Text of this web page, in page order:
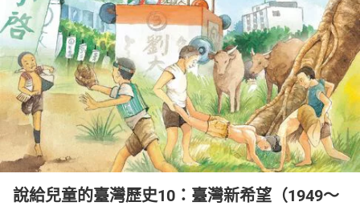
日本購物 電子/紙本書
HOT
說給兒童的臺灣歷史10：臺灣新希望（1949〜